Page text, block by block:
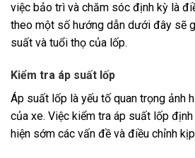
việc bảo trì và chăm sóc định kỳ là
theo một số hướng dẫn dưới đây sẽ
suất và tuổi thọ của lốp.
Kiểm tra áp suất lốp
Áp suất lốp là yếu tố quan trọng ảnh
của xe. Việc kiểm tra áp suất lốp
hiện sớm các vấn đề và điều chỉnh